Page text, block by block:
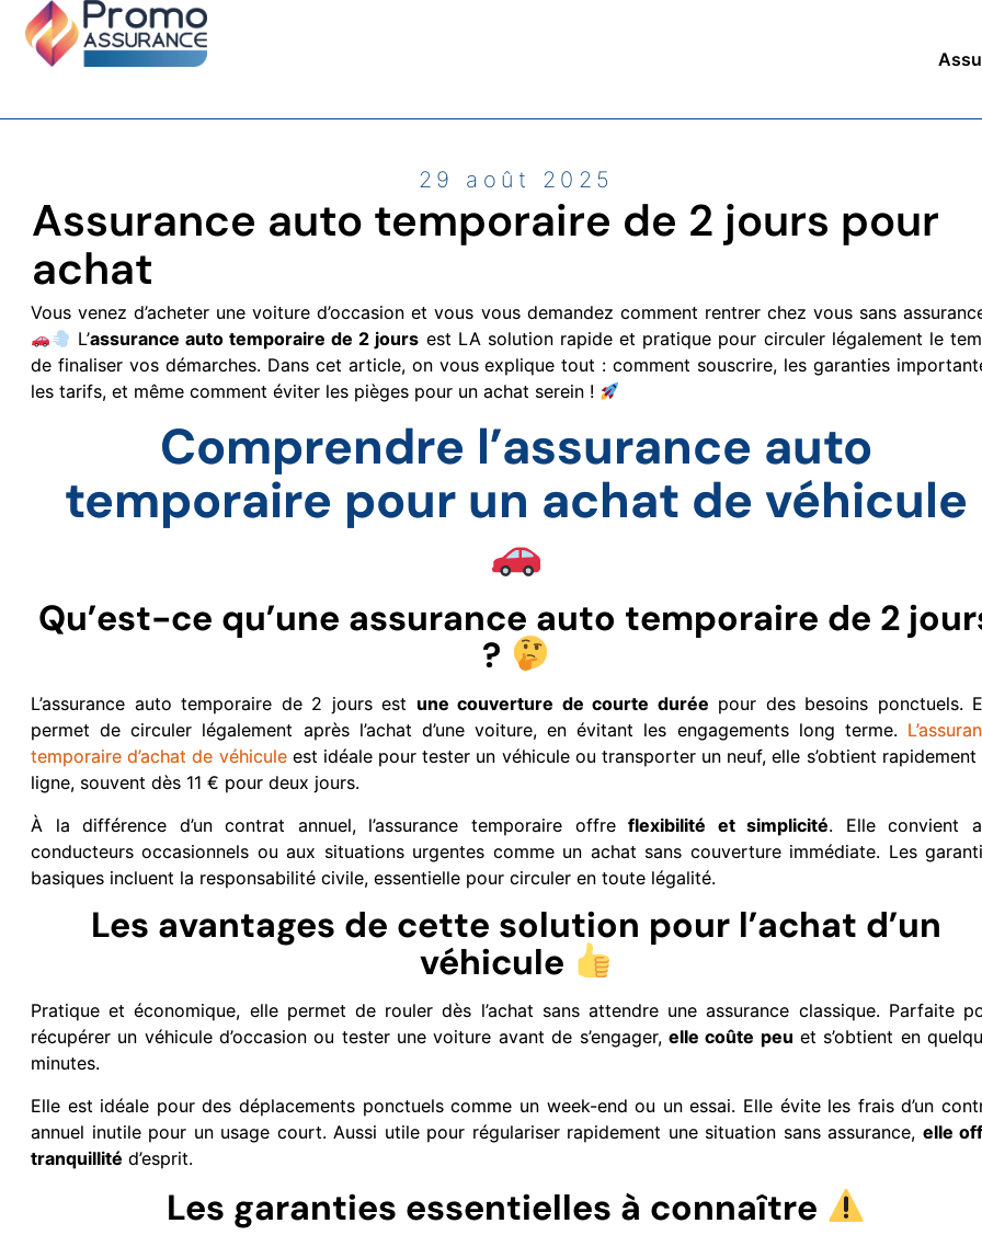
29 août 2025
Assurance auto temporaire de 2 jours pour
achat
Vous venez d’acheter une voiture d’occasion et vous vous demandez comment rentrer chez vous sans
L’assurance auto temporaire de 2 jours est LA solution rapide et pratique pour circuler légalement le
de finaliser vos démarches. Dans cet article, on vous explique tout : comment souscrire, les garanties
les tarifs, et même comment éviter les pièges pour un achat serein !
Comprendre l’assurance auto
temporaire pour un achat de véhicule
Qu’est-ce qu’une assurance auto temporaire de 2
?
L’assurance auto temporaire de 2 jours est une couverture de courte durée pour des besoins ponctuels.
permet de circuler légalement après l’achat d’une voiture, en évitant les engagements long terme.
temporaire d’achat de véhiculeest idéale pour tester un véhicule ou transporter un neuf, elle s’obtient rapidement
ligne, souvent dès 11 € pour deux jours.
À la différence d’un contrat annuel, l’assurance temporaire offreflexibilité et simplicité. Elle convient
conducteurs occasionnels ou aux situations urgentes comme un achat sans couverture immédiate. Les
basiques incluent la responsabilité civile, essentielle pour circuler en toute légalité.
Les avantages de cette solution pour l’achat d’un
véhicule
Pratique et économique, elle permet de rouler dès l’achat sans attendre une assurance classique. Parfaite
récupérer un véhicule d’occasion ou tester une voiture avant de s’engager, elle coûte peu et s’obtient en
minutes.
Elle est idéale pour des déplacements ponctuels comme un week-end ou un essai. Elle évite les frais d’un
annuel inutile pour un usage court. Aussi utile pour régulariser rapidement une situation sans assurance, elle
tranquillité d’esprit.
Les garanties essentielles à connaître